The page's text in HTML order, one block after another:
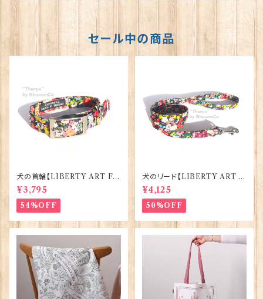
セール中の商品
犬の首輪【LIBERTY ART FA
BRIC=Thorpe】BlossomCo
90295
¥3,795
54%OFF
犬のリード【LIBERTY ART F
ABRIC=Thorpe】BlossomC
o 90294
¥4,125
50%OFF